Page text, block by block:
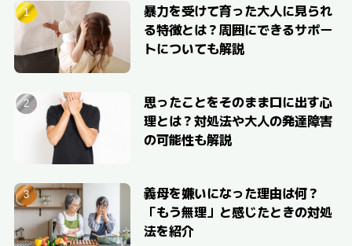
暴力を受けて育った大人に見られ
る特徴とは？周囲にできるサポー
トについても解説
思ったことをそのまま口に出す心
理とは？対処法や大人の発達障害
の可能性も解説
義母を嫌いになった理由は何？
「もう無理」と感じたときの対処
法を紹介